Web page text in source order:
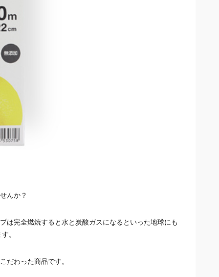
んか？
は完全燃焼すると水と炭酸ガスになるといった地球にも
。
だわった商品です。